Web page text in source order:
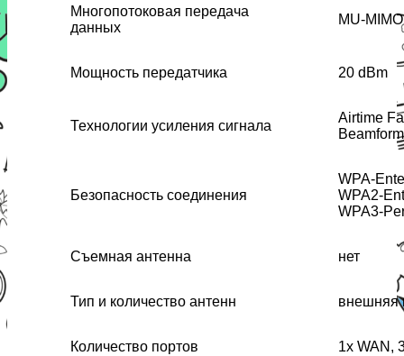
Многопотоковая передача
данных
MU-MIMO
Мощность передатчика 20 dBm
Технологии усиления сигнала
Airtime
Безопасность соединения
WPA-
WPA2-
WPA3-
Съемная антенна нет
Тип и количество антенн внешняя
Количество портов 1x WAN,